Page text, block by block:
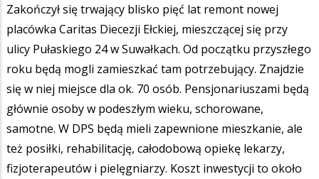
Zakończył się trwający blisko pięć lat remont nowej
placówka Caritas Diecezji Ełckiej, mieszczącej się przy
ulicy Pułaskiego 24 w Suwałkach. Od początku przyszłego
roku będą mogli zamieszkać tam potrzebujący. Znajdzie
się w niej miejsce dla ok. 70 osób. Pensjonariuszami będą
głównie osoby w podeszłym wieku, schorowane,
samotne. W DPS będą mieli zapewnione mieszkanie, ale
też posiłki, rehabilitację, całodobową opiekę lekarzy,
fizjoterapeutów i pielęgniarzy. Koszt inwestycji to około